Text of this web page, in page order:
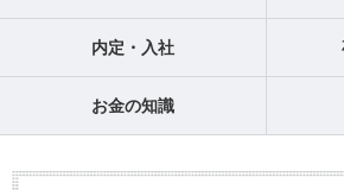
内定・入社
お金の知識